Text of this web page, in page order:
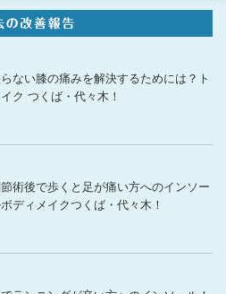
ない膝の痛みを解決するためには？ト
ク つくば・代々木！
術後で歩くと足が痛い方へのインソー
ディメイクつくば・代々木！